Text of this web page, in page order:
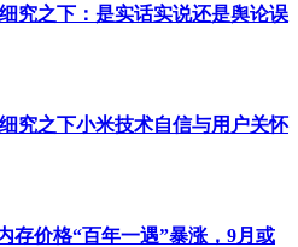
日后再次追加10%涨幅。这种连
，由于缺乏议价能力，这些企业
重估机会。当前市场正密切关注
判断行业景气度的关键指标。
究之下：是实话实说还是舆论误
究之下小米技术自信与用户关怀
存价格“百年一遇”暴涨，9月或